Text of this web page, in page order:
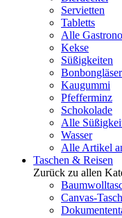
Servietten
Tabletts
Alle
Kekse
Süßigkeiten
Bonbongläser
Kaugummi
Pfefferminz
Schokolade
Alle
Wasser
Alle Artikel
Taschen & Reisen
Zurück zu allen
Canvas-